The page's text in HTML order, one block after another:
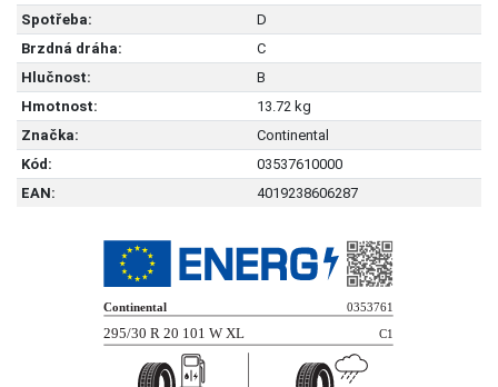
Spotřeba:
D
Brzdná dráha:
C
Hlučnost:
B
Hmotnost:
13.72 kg
Značka:
Continental
Kód:
03537610000
EAN:
4019238606287